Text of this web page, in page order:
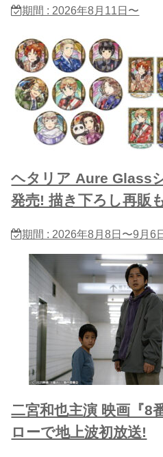
期間 : 2026年8月11日〜
ヘタリア Aure Glass
発売! 描き下ろし再販
期間 : 2026年8月8日〜9月6
二宮和也主演 映画『8
ローで地上波初放送!